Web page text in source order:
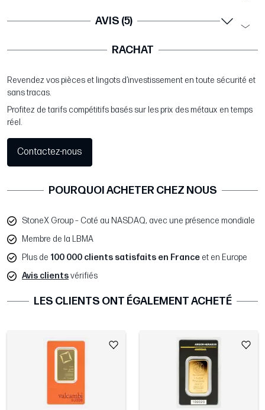
AVIS (5)
RACHAT
Revendez vos pièces et lingots d’investissement en toute sécurité et
sans tracas.
Profitez de tarifs compétitifs basés sur les prix des métaux en temps
réel.
Contactez-nous
POURQUOI ACHETER CHEZ NOUS
StoneX Group – Coté au NASDAQ, avec une présence mondiale
Membre de la LBMA
Plus de 100 000 clients satisfaits en France et en Europe
Avis clientsvérifiés
LES CLIENTS ONT ÉGALEMENT ACHETÉ